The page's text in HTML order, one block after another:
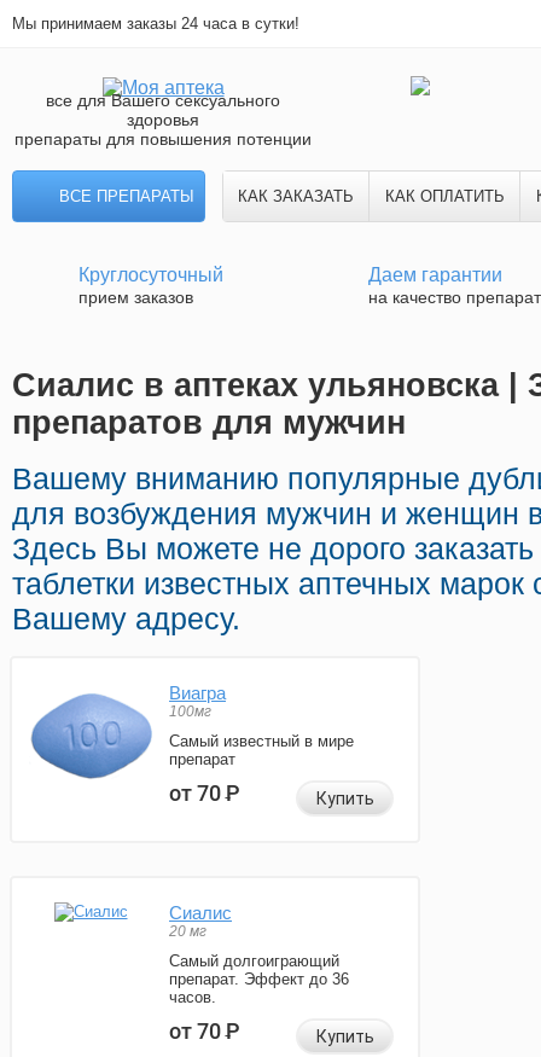
Мы принимаем заказы 24 часа в сутки!
все для Вашего сексуального
здоровья
препараты для повышения потенции
ВСЕ ПРЕПАРАТЫ КАК ЗАКАЗАТЬ КАК ОПЛАТИТЬ
Круглосуточный
прием заказов
Даем гарантии
на качество
Сиалис в аптеках ульяновска |
препаратов для мужчин
Вашему вниманию популярные
для возбуждения мужчин и женщин
Здесь Вы можете не дорого
таблетки известных аптечных марок
Вашему адресу.
Виагра
100мг
Самый известный в мире
препарат
от 70Р Купить
Сиалис
20 мг
Самый долгоиграющий
препарат. Эффект до 36
часов.
от 70Р Купить